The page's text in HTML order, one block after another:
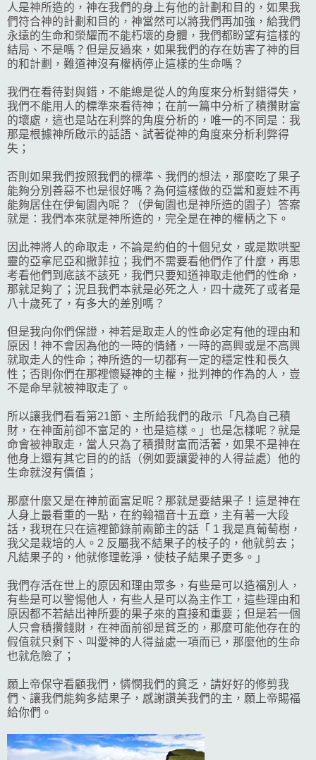
人是神所造的，神在我們的身上有他的計劃和目的，如果我
們符合神的計劃和目的，神當然可以將我們再加強，給我們
永遠的生命和榮耀而不能朽壞的身體，我們都盼望有這樣的
結局、不是嗎？但是反過來，如果我們的存在妨害了神的目
的和計劃，難道神沒有權柄停止這樣的生命嗎？
我們在看待對與錯，不能總是從人的角度來分析對錯得失，
我們不能用人的標準來看待神；在前一篇中分析了積攢財富
的壞處，這也是站在利弊的角度分析的，唯一的不同是：我
那是根據神所啟示的話語、試著從神的角度來分析利弊得
失；
否則如果我們按照我們的標準、我們的想法，那麼吃了果子
能夠分別善惡不也是很好嗎？為何這樣做的亞當和夏娃不再
能夠居住在伊甸園內呢？（伊甸園也是神所造的園子）答案
就是：我們本來就是神所造的，完全是在神的權柄之下。
因此神將人的命取走，不論是約伯的十個兒女，或是欺哄聖
靈的亞拿尼亞和撒菲拉；我們不需要看他們作了什麼，再思
考看他們到底該不該死，我們只要知道神取走他們的性命，
那就足夠了；況且我們本就是必死之人，四十歲死了或者是
八十歲死了，有多大的差別嗎？
但是我向你們保證，神若是取走人的性命必定有他的理由和
原因！神不會因為他的一時的情緒，一時的高興或是不高興
就取走人的性命；神所造的一切都有一定的穩定性和長久
性；否則你們在那裡懷疑神的主權，批判神的作為的人，豈
不是命早就被神取走了。
所以讓我們看看第21節、主所給我們的啟示「凡為自己積
財，在神面前卻不富足的，也是這樣。」也是怎樣呢？就是
命會被神取走，當人只為了積攢財富而活著，如果不是神在
他身上還有其它目的的話（例如要讓愛神的人得益處）他的
生命就沒有價值；
那麼什麼又是在神前面富足呢？那就是要結果子！這是神在
人身上最看重的一點，在約翰福音十五章，主有著一大段
話，我現在只在這裡節錄前兩節主的話「 1 我是真葡萄樹，
我父是栽培的人。2 反屬我不結果子的枝子的，他就剪去；
凡結果子的，他就修理乾淨，使枝子結果子更多。」
我們存活在世上的原因和理由眾多，有些是可以造福別人，
有些是可以警惕他人，有些人是可以為主作工，這些理由和
原因都不若結出神所要的果子來的直接和重要；但是若一個
人只會積攢錢財，在神面前卻是貧乏的，那麼可能他存在的
假值就只剩下、叫愛神的人得益處一項而已，那麼他的生命
也就危險了；
願上帝保守看顧我們，憐憫我們的貧乏，請好好的修剪我
們、讓我們能夠多結果子，感謝讚美我們的主，願上帝賜福
給你們。